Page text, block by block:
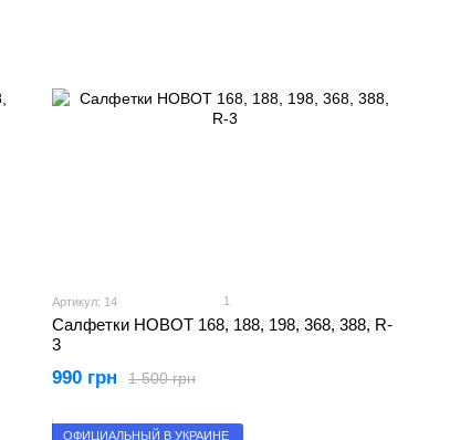
Артикул: 14 1
Салфетки HOBOT 168, 188, 198, 368, 388, R-
3
1 500 грн
990 грн
ОФИЦИАЛЬНЫЙ В УКРАИНЕ